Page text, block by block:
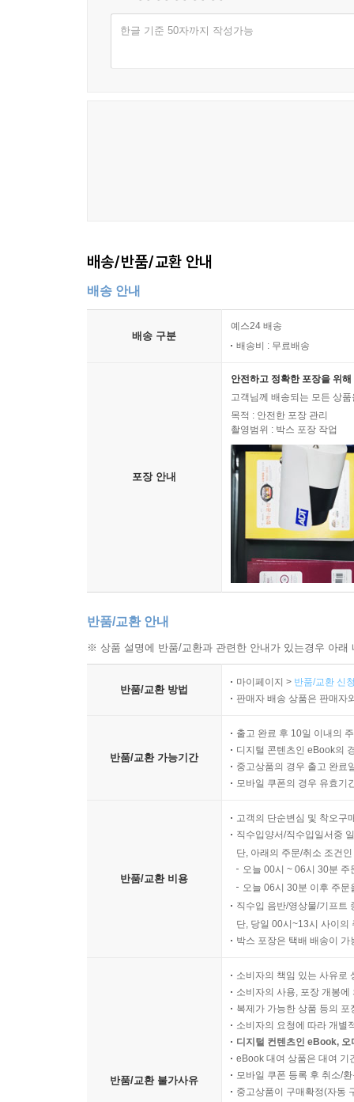
한글 기준 50자까지 작성가능
배송/반품/교환 안내
배송 안내
배송 구분
예스24 배송
배송비 : 무료배송
포장 안내
안전하고 정확한 포장을 위
고객님께 배송되는 모든 상
목적 : 안전한 포장 관리
촬영범위 : 박스 포장 작업
반품/교환 안내
※ 상품 설명에 반품/교환과 관련한 안내가 있는경우 아
반품/교환 방법
마이페이지 > 반품/교환 신
판매자 배송 상품은 판매자
반품/교환 가능기간
출고 완료 후 10일 이내의
디지털 콘텐츠인 eBook의
중고상품의 경우 출고 완료
모바일 쿠폰의 경우 유효기
반품/교환 비용
고객의 단순변심 및 착오구
직수입양서/직수입일서중
단, 아래의 주문/취소 조건
오늘 00시 ~ 06시 30분
오늘 06시 30분 이후 주
직수입 음반/영상물/기프트
단, 당일 00시~13시 사이의
박스 포장은 택배 배송이
반품/교환 불가사유
소비자의 책임 있는 사유로
소비자의 사용, 포장 개봉
복제가 가능한 상품 등의
소비자의 요청에 따라 개별
디지털 컨텐츠인 eBook,
eBook 대여 상품은 대여 기
모바일 쿠폰 등록 후 취소/
중고상품이 구매확정(자동